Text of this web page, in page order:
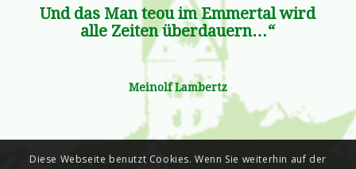
Und das Man teou im Emmertal wird
alle Zeiten überdauern…“
Meinolf Lambertz
Diese Webseite benutzt Cookies. Wenn Sie weiterhin auf der